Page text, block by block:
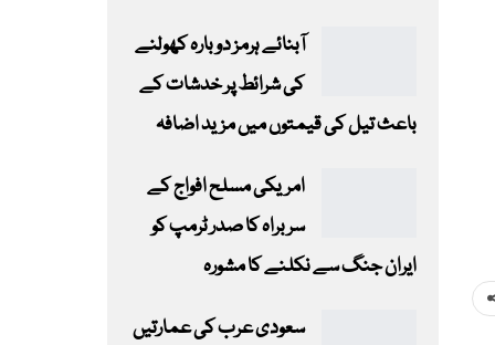
آبنائے ہرمز دوبارہ کھولنے
کی شرائط پر خدشات کے
باعث تیل کی قیمتوں میں مزید اضافہ
امریکی مسلح افواج کے
سربراہ کا صدر ٹرمپ کو
ایران جنگ سے نکلنے کا مشورہ
سعودی عرب کی عمارتیں